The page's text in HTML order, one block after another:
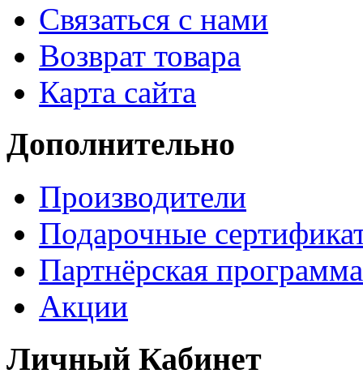
Связаться с нами
Возврат товара
Карта сайта
Дополнительно
Производители
Подарочные
Партнёрская программа
Акции
Личный Кабинет